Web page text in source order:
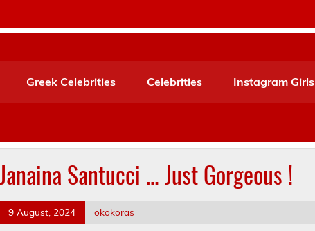
Greek Celebrities Celebrities Instagram Girls
Janaina Santucci … Just Gorgeous !
9 August, 2024 okokoras